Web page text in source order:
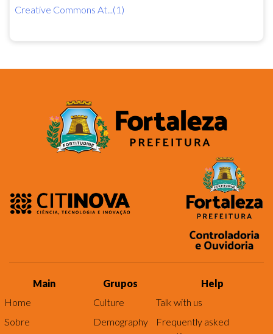
Creative Commons At...(1)
Main
Home
Sobre
Grupos
Culture
Demography
Help
Talk with us
Frequently asked